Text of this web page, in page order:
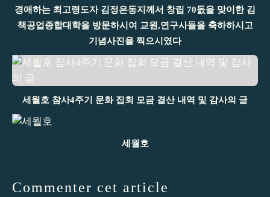
경애하는 최고령도자 김정은동지께서 창립 70돐을 맞이한 김
책공업종합대학을 방문하시여 교원,연구사들을 축하하시고
기념사진을 찍으시였다
세월호 참사4주기 문화 집회 모금 결산 내역 및 감사의 글
세월호
Commenter cet article